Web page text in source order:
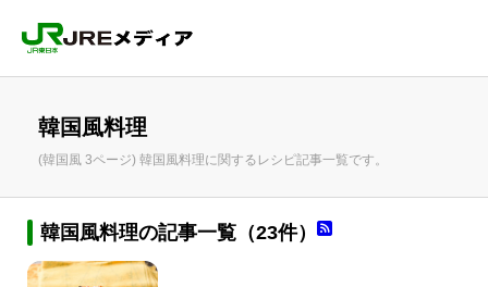
韓国風料理
(韓国風 3ページ) 韓国風料理に関するレシピ記事一覧です。
韓国風料理の記事一覧（23件）